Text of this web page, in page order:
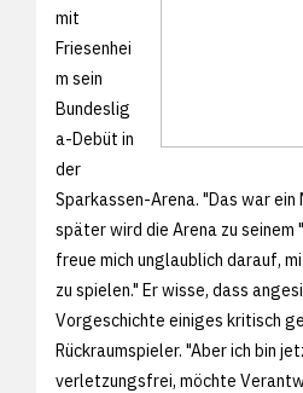
mit
Friesenhei
m sein
Bundeslig
a-Debüt in
der
Sparkassen-Arena. "Das war ein
später wird die Arena zu seinem
freue mich unglaublich darauf,
zu spielen." Er wisse, dass
Vorgeschichte einiges kritisch
Rückraumspieler. "Aber ich bin
verletzungsfrei, möchte